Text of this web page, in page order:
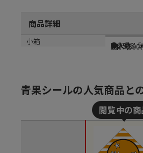
商品詳細
商品説明
●入数：
メーカー品番
H-0336
材質
光沢紙
小箱
1束（500
青果シールの人気商品と